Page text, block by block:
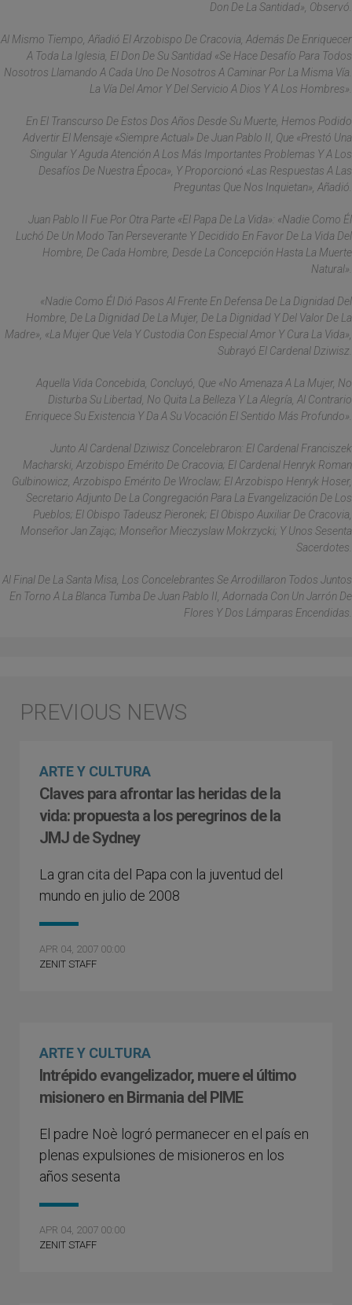
Don De La Santidad», Observó.
Al Mismo Tiempo, Añadió El Arzobispo De Cracovia, Además De Enriquecer
A Toda La Iglesia, El Don De Su Santidad «se Hace Desafío Para Todos
Nosotros Llamando A Cada Uno De Nosotros A Caminar Por La Misma Vía.
La Vía Del Amor Y Del Servicio A Dios Y A Los Hombres».
En El Transcurso De Estos Dos Años Desde Su Muerte, Hemos Podido
Advertir El Mensaje «siempre Actual» De Juan Pablo II, Que «prestó Una
Singular Y Aguda Atención A Los Más Importantes Problemas Y A Los
Desafíos De Nuestra Época», Y Proporcionó «las Respuestas A Las
Preguntas Que Nos Inquietan», Añadió.
Juan Pablo II Fue Por Otra Parte «el Papa De La Vida»: «Nadie Como Él
Luchó De Un Modo Tan Perseverante Y Decidido En Favor De La Vida Del
Hombre, De Cada Hombre, Desde La Concepción Hasta La Muerte
Natural».
«Nadie Como Él Dió Pasos Al Frente En Defensa De La Dignidad Del
Hombre, De La Dignidad De La Mujer, De La Dignidad Y Del Valor De La
Madre», «la Mujer Que Vela Y Custodia Con Especial Amor Y Cura La Vida»,
Subrayó El Cardenal Dziwisz.
Aquella Vida Concebida, Concluyó, Que «no Amenaza A La Mujer, No
Disturba Su Libertad, No Quita La Belleza Y La Alegría, Al Contrario
Enriquece Su Existencia Y Da A Su Vocación El Sentido Más Profundo».
Junto Al Cardenal Dziwisz Concelebraron: El Cardenal Franciszek
Macharski, Arzobispo Emérito De Cracovia; El Cardenal Henryk Roman
Gulbinowicz, Arzobispo Emérito De Wroclaw; El Arzobispo Henryk Hoser,
Secretario Adjunto De La Congregación Para La Evangelización De Los
Pueblos; El Obispo Tadeusz Pieronek; El Obispo Auxiliar De Cracovia,
Monseñor Jan Zając; Monseñor Mieczyslaw Mokrzycki; Y Unos Sesenta
Sacerdotes.
Al Final De La Santa Misa, Los Concelebrantes Se Arrodillaron Todos Juntos
En Torno A La Blanca Tumba De Juan Pablo II, Adornada Con Un Jarrón De
Flores Y Dos Lámparas Encendidas.
ARTE Y CULTURA
Claves para afrontar las heridas de la
vida: propuesta a los peregrinos de la
JMJ de Sydney
La gran cita del Papa con la juventud del
mundo en julio de 2008
APR 04, 2007 00:00
ZENIT STAFF
ARTE Y CULTURA
Intrépido evangelizador, muere el último
misionero en Birmania del PIME
El padre Noè logró permanecer en el país en
plenas expulsiones de misioneros en los
años sesenta
APR 04, 2007 00:00
ZENIT STAFF